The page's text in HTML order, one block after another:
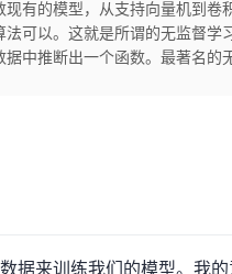
有的模型，从支持向量机到卷
以。这就是所谓的无监督学
中推断出一个函数。最著名的
来训练我们的模型。我的